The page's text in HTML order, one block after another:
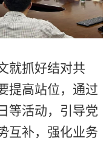
就抓好结对共
提高站位，通过
等活动，引导党
互补，强化业务